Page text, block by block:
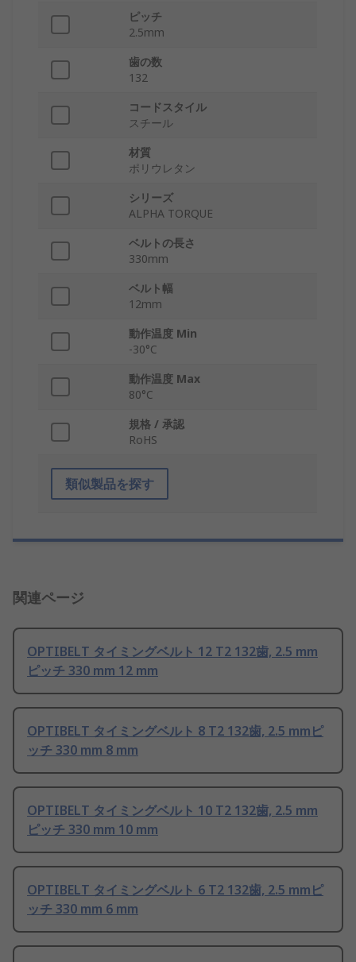
ピッチ
2.5mm
歯の数
132
コードスタイル
スチール
材質
ポリウレタン
シリーズ
ALPHA TORQUE
ベルトの長さ
330mm
ベルト幅
12mm
動作温度 Min
-30°C
動作温度 Max
80°C
規格 / 承認
RoHS
類似製品を探す
関連ページ
OPTIBELT タイミングベルト 12 T2 132歯, 2.5 mm
ピッチ 330 mm 12 mm
OPTIBELT タイミングベルト 8 T2 132歯, 2.5 mmピ
ッチ 330 mm 8 mm
OPTIBELT タイミングベルト 10 T2 132歯, 2.5 mm
ピッチ 330 mm 10 mm
OPTIBELT タイミングベルト 6 T2 132歯, 2.5 mmピ
ッチ 330 mm 6 mm